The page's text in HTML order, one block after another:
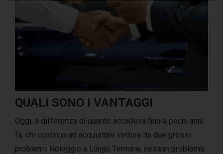
QUALI SONO I VANTAGGI
Oggi, a differenza di quanto accadeva fino a pochi anni
fà, chi continua ad acquistare vetture ha due grossi
problemi: Noleggio a Lungo Termine, nessun problema